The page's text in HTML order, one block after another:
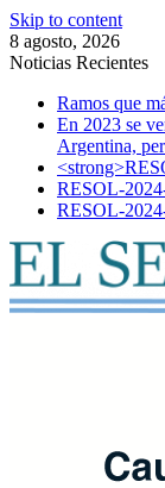
Skip to content
8 agosto, 2026
Noticias Recientes
Ramos que
En 2023 se
Argentina,
RESOL-
RESOL-